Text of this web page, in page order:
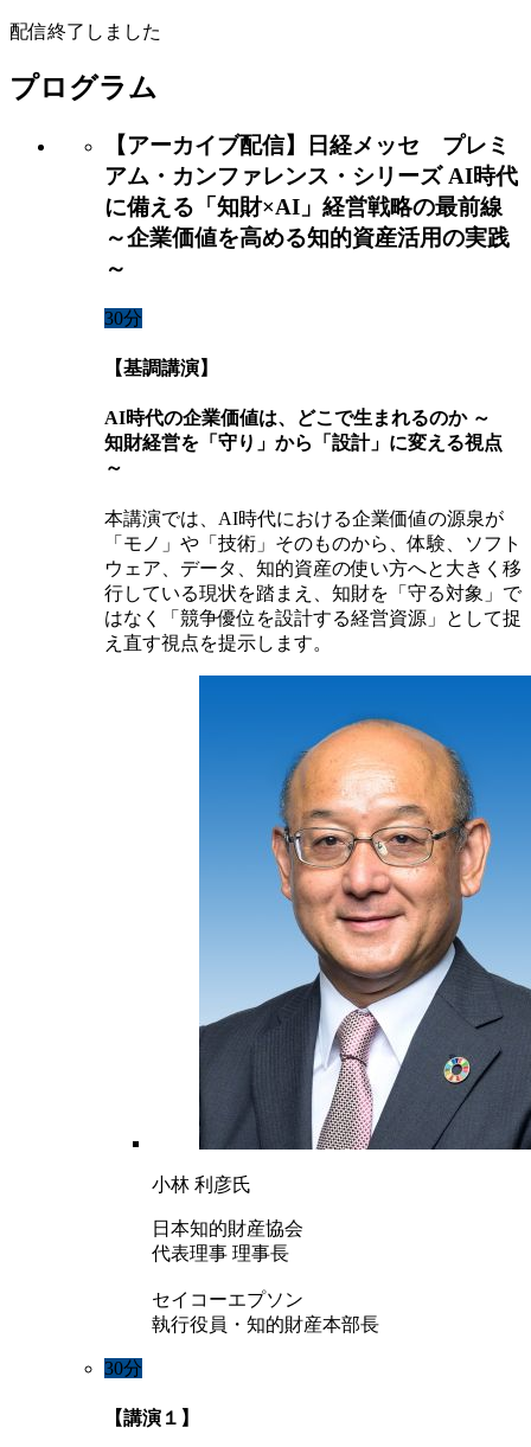
配信終了しました
プログラム
【アーカイブ配信】日経メッセ プレミ
アム・カンファレンス・シリーズ AI時代
に備える「知財×AI」経営戦略の最前線
～企業価値を高める知的資産活用の実践
～
30分
【基調講演】
AI時代の企業価値は、どこで生まれるのか ～
知財経営を「守り」から「設計」に変える視点
～
本講演では、AI時代における企業価値の源泉が
「モノ」や「技術」そのものから、体験、ソフト
ウェア、データ、知的資産の使い方へと大きく移
行している現状を踏まえ、知財を「守る対象」で
はなく「競争優位を設計する経営資源」として捉
え直す視点を提示します。
小林 利彦氏
日本知的財産協会
代表理事 理事長
セイコーエプソン
執行役員・知的財産本部長
30分
【講演１】